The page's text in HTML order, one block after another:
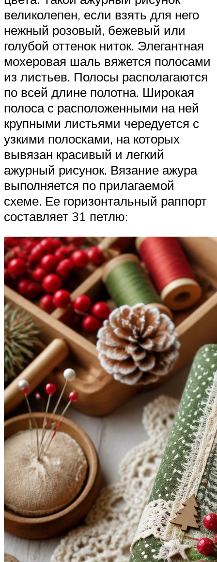
великолепен, если взять для него
нежный розовый, бежевый или
голубой оттенок ниток. Элегантная
мохеровая шаль вяжется полосами
из листьев. Полосы располагаются
по всей длине полотна. Широкая
полоса с расположенными на ней
крупными листьями чередуется с
узкими полосками, на которых
вывязан красивый и легкий
ажурный рисунок. Вязание ажура
выполняется по прилагаемой
схеме. Ее горизонтальный раппорт
составляет 31 петлю: